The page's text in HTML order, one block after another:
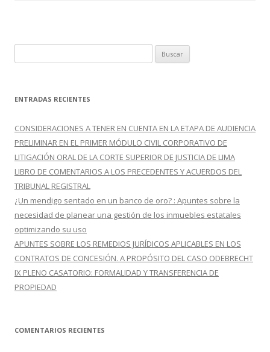
k r
u
c
r
:
ENTRADAS RECIENTES
CONSIDERACIONES A TENER EN CUENTA EN LA ETAPA DE AUDIENCIA
PRELIMINAR EN EL PRIMER MÓDULO CIVIL CORPORATIVO DE
LITIGACIÓN ORAL DE LA CORTE SUPERIOR DE JUSTICIA DE LIMA
LIBRO DE COMENTARIOS A LOS PRECEDENTES Y ACUERDOS DEL
TRIBUNAL REGISTRAL
¿Un mendigo sentado en un banco de oro? : Apuntes sobre la
necesidad de planear una gestión de los inmuebles estatales
optimizando su uso
APUNTES SOBRE LOS REMEDIOS JURÍDICOS APLICABLES EN LOS
CONTRATOS DE CONCESIÓN. A PROPÓSITO DEL CASO ODEBRECHT
IX PLENO CASATORIO: FORMALIDAD Y TRANSFERENCIA DE
PROPIEDAD
COMENTARIOS RECIENTES